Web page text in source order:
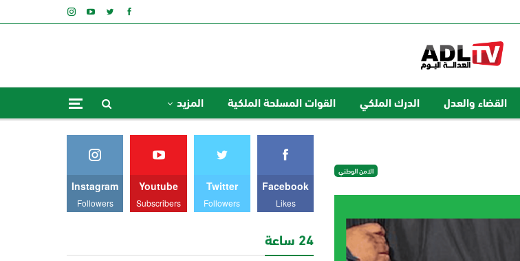
القضاء والعدل الدرك الملكي القوات المسلحة الملكية المزيد
الامن الوطني
Facebook
Likes
Twitter
Followers
Youtube
Subscribers
Instagram
Followers
24 ساعة